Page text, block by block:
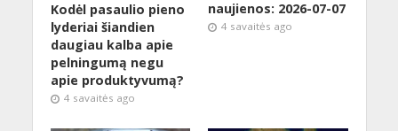
Kodėl pasaulio pieno
lyderiai šiandien
daugiau kalba apie
pelningumą negu
apie produktyvumą?
4 savaitės ago
naujienos: 2026-07-07
4 savaitės ago